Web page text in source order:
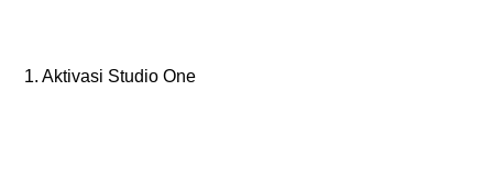
1. Aktivasi Studio One